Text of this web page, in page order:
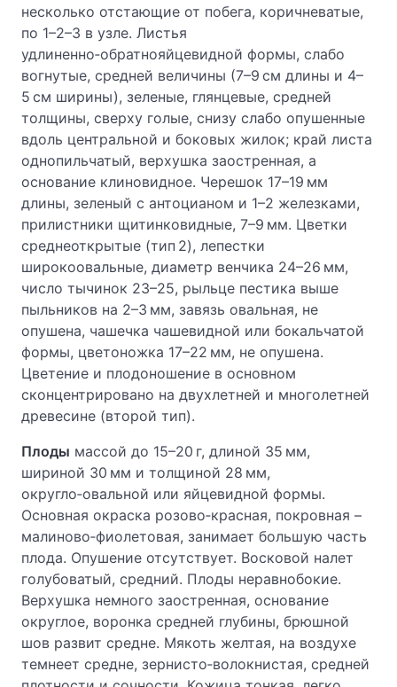
несколько отстающие от побега, коричневатые,
по 1–2–3 в узле. Листья
удлиненно‑обратнояйцевидной формы, слабо
вогнутые, средней величины (7–9 см длины и 4–
5 см ширины), зеленые, глянцевые, средней
толщины, сверху голые, снизу слабо опушенные
вдоль центральной и боковых жилок; край листа
однопильчатый, верхушка заостренная, а
основание клиновидное. Черешок 17–19 мм
длины, зеленый с антоцианом и 1–2 железками,
прилистники щитинковидные, 7–9 мм. Цветки
среднеоткрытые (тип 2), лепестки
широкоовальные, диаметр венчика 24–26 мм,
число тычинок 23–25, рыльце пестика выше
пыльников на 2–3 мм, завязь овальная, не
опушена, чашечка чашевидной или бокальчатой
формы, цветоножка 17–22 мм, не опушена.
Цветение и плодоношение в основном
сконцентрировано на двухлетней и многолетней
древесине (второй тип).
Плоды массой до 15–20 г, длиной 35 мм,
шириной 30 мм и толщиной 28 мм,
округло‑овальной или яйцевидной формы.
Основная окраска розово‑красная, покровная –
малиново‑фиолетовая, занимает большую часть
плода. Опушение отсутствует. Восковой налет
голубоватый, средний. Плоды неравнобокие.
Верхушка немного заостренная, основание
округлое, воронка средней глубины, брюшной
шов развит средне. Мякоть желтая, на воздухе
темнеет средне, зернисто‑волокнистая, средней